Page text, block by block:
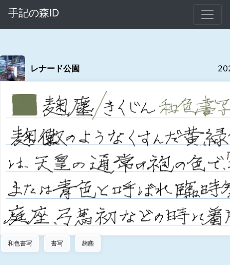
手記の森ID
レナード公園
和色書写 書写 麹塵